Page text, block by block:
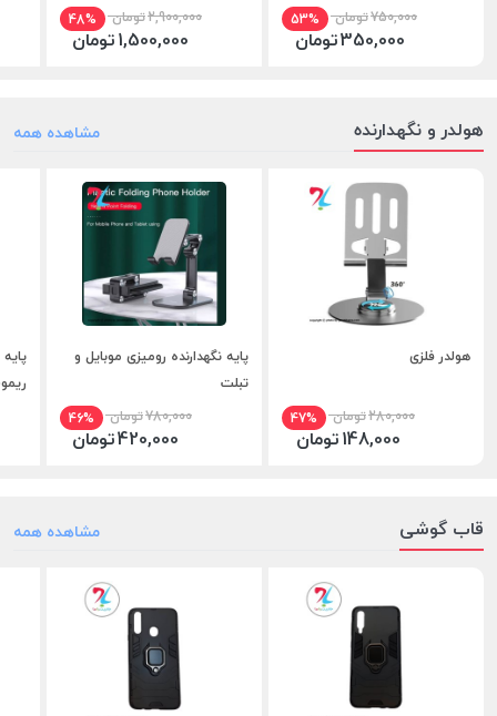
750,000تومان 53%
350,000تومان
2,900,000تومان 48%
1,500,000تومان
هولدر و نگهدارنده مشاهده همه
هولدر فلزی
280,000تومان 47%
148,000تومان
پایه نگهدارنده رومیزی موبایل و
تبلت
780,000تومان 46%
420,000تومان
قاب گوشی مشاهده همه